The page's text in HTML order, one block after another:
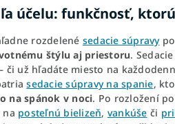
účelu: funkčnosť,
rozdelené sedacie súpravy
štýlu aj priestoru.
či už hľadáte miesto na
sedacie súpravy na spanie,
na spánok v noci. Po rozložení
na posteľnú bielizeň, vankúše či